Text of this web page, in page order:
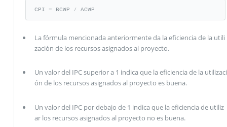
CPI = BCWP ⁄ ACWP
La fórmula mencionada anteriormente da la eficiencia de la utili
zación de los recursos asignados al proyecto.
Un valor del IPC superior a 1 indica que la eficiencia de la utilizaci
ón de los recursos asignados al proyecto es buena.
Un valor del IPC por debajo de 1 indica que la eficiencia de utiliz
ar los recursos asignados al proyecto no es buena.